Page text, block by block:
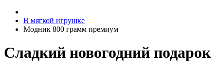
В мягкой игрушке
Модник 800 грамм премиум
Сладкий новогодний подарок